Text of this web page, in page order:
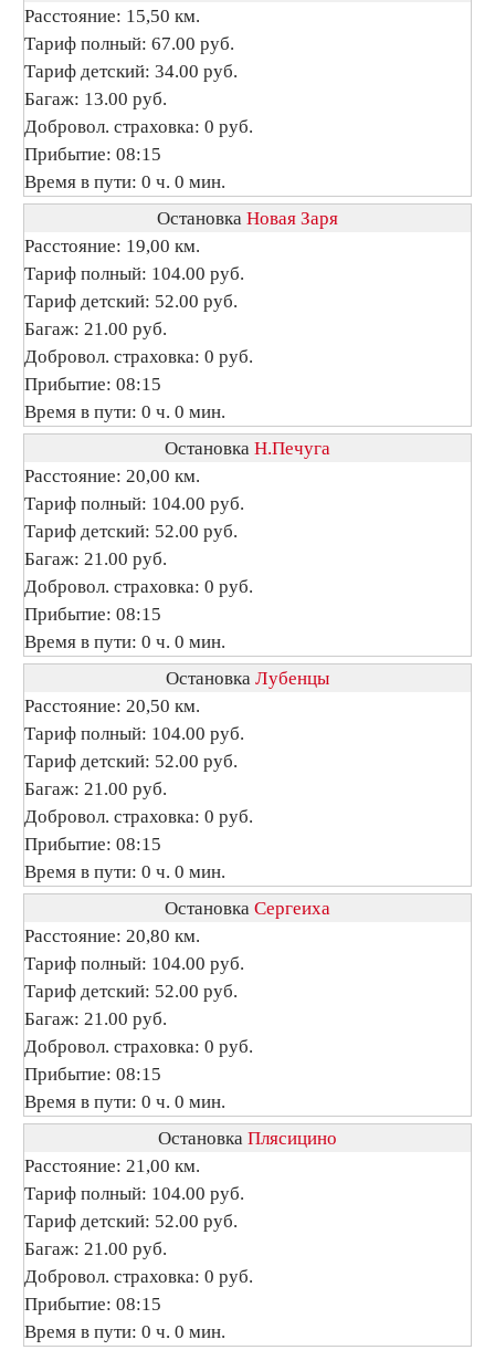
Расстояние: 15,50 км.
Тариф полный: 67.00 руб.
Тариф детский: 34.00 руб.
Багаж: 13.00 руб.
Добровол. страховка: 0 руб.
Прибытие: 08:15
Время в пути: 0 ч. 0 мин.
Остановка Новая Заря
Расстояние: 19,00 км.
Тариф полный: 104.00 руб.
Тариф детский: 52.00 руб.
Багаж: 21.00 руб.
Добровол. страховка: 0 руб.
Прибытие: 08:15
Время в пути: 0 ч. 0 мин.
Остановка Н.Печуга
Расстояние: 20,00 км.
Тариф полный: 104.00 руб.
Тариф детский: 52.00 руб.
Багаж: 21.00 руб.
Добровол. страховка: 0 руб.
Прибытие: 08:15
Время в пути: 0 ч. 0 мин.
Остановка Лубенцы
Расстояние: 20,50 км.
Тариф полный: 104.00 руб.
Тариф детский: 52.00 руб.
Багаж: 21.00 руб.
Добровол. страховка: 0 руб.
Прибытие: 08:15
Время в пути: 0 ч. 0 мин.
Остановка Сергеиха
Расстояние: 20,80 км.
Тариф полный: 104.00 руб.
Тариф детский: 52.00 руб.
Багаж: 21.00 руб.
Добровол. страховка: 0 руб.
Прибытие: 08:15
Время в пути: 0 ч. 0 мин.
Остановка Плясицино
Расстояние: 21,00 км.
Тариф полный: 104.00 руб.
Тариф детский: 52.00 руб.
Багаж: 21.00 руб.
Добровол. страховка: 0 руб.
Прибытие: 08:15
Время в пути: 0 ч. 0 мин.